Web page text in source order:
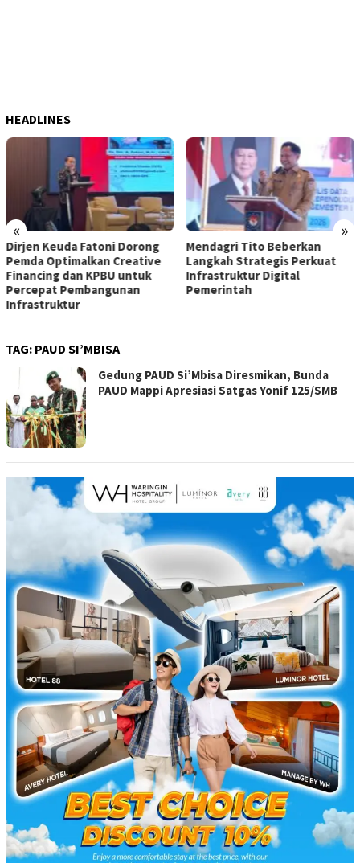
HEADLINES
« »
Dirjen Keuda Fatoni Dorong
Pemda Optimalkan Creative
Financing dan KPBU untuk
Percepat Pembangunan
Infrastruktur
Mendagri Tito Beberkan
Langkah Strategis Perkuat
Infrastruktur Digital
Pemerintah
TAG: PAUD SI’MBISA
Gedung PAUD Si’Mbisa Diresmikan, Bunda
PAUD Mappi Apresiasi Satgas Yonif 125/SMB